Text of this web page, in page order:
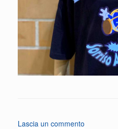
Lascia un commento